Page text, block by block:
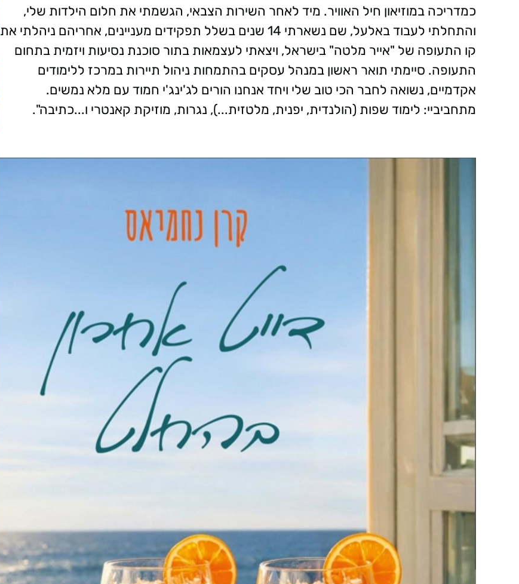
כמדריכה במוזיאון חיל האוויר. מיד לאחר השירות הצבאי, הגשמתי את חלום הילדות שלי,
והתחלתי לעבוד באלעל, שם נשארתי 14 שנים בשלל תפקידים מעניינים, אחריהם ניהלתי את
קו התעופה של "אייר מלטה" בישראל, ויצאתי לעצמאות בתור סוכנת נסיעות ויזמית בתחום
התעופה. סיימתי תואר ראשון במנהל עסקים בהתמחות ניהול תיירות במרכז ללימודים
אקדמיים, נשואה לחבר הכי טוב שלי ויחד אנחנו הורים לג'ינג'י חמוד עם מלא נמשים.
מתחביביי: לימוד שפות (הולנדית, יפנית, מלטזית...), נגרות, מוזיקת קאנטרי ו...כתיבה".